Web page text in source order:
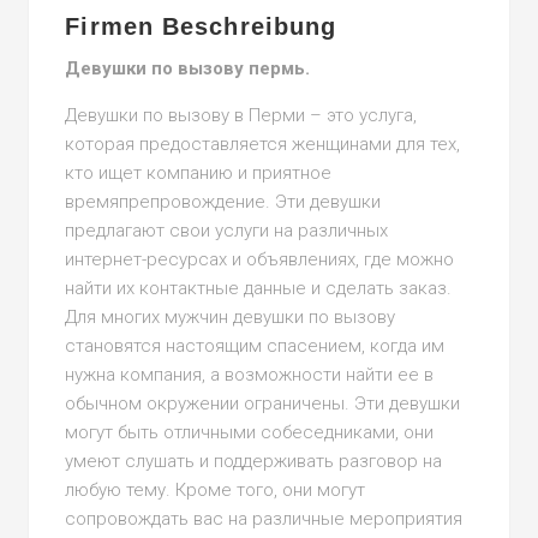
Firmen Beschreibung
Девушки по вызову пермь.
Девушки по вызову в Перми – это услуга,
которая предоставляется женщинами для тех,
кто ищет компанию и приятное
времяпрепровождение. Эти девушки
предлагают свои услуги на различных
интернет-ресурсах и объявлениях, где можно
найти их контактные данные и сделать заказ.
Для многих мужчин девушки по вызову
становятся настоящим спасением, когда им
нужна компания, а возможности найти ее в
обычном окружении ограничены. Эти девушки
могут быть отличными собеседниками, они
умеют слушать и поддерживать разговор на
любую тему. Кроме того, они могут
сопровождать вас на различные мероприятия